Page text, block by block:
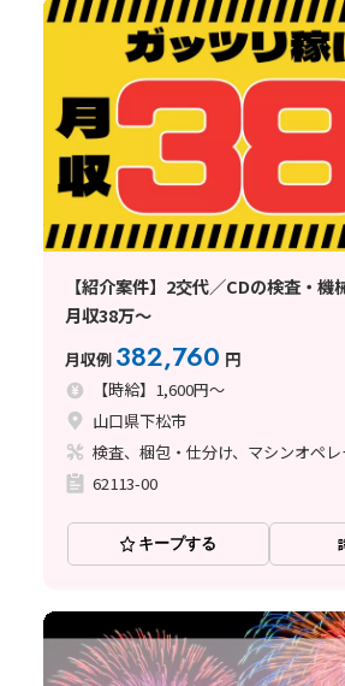
【紹介案件】2交代／CDの検査・機
月収38万～
月収例 382,760 円
【時給】1,600円～
山口県下松市
検査、梱包・仕分け、マシンオペ
62113-00
キープする